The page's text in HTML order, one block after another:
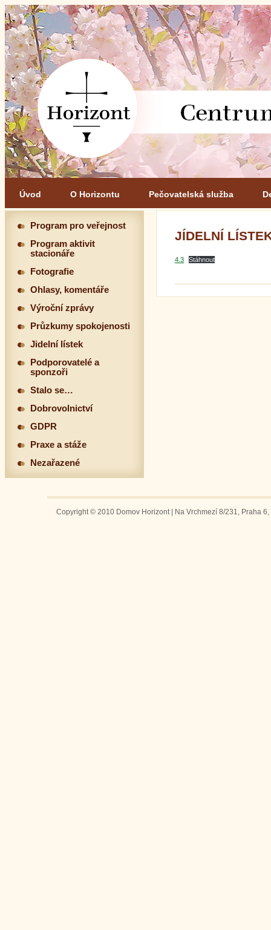
Úvod O Horizontu Pečovatelská služba
JÍDELNÍ
4.3 Stáhnout
Program pro veřejnost
Program aktivit
stacionáře
Fotografie
Ohlasy, komentáře
Výroční zprávy
Průzkumy spokojenosti
Jidelní lístek
Podporovatelé a
sponzoři
Stalo se…
Dobrovolnictví
GDPR
Praxe a stáže
Nezařazené
Copyright © 2010 Domov Horizont | Na Vrchmezí 8/231, Praha